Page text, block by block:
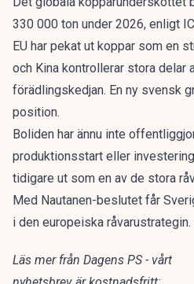
330 000 ton under 2026, enligt
EU har pekat ut koppar som en
och Kina kontrollerar stora delar
förädlingskedjan. En ny svensk
position.
Boliden har ännu inte
produktionsstart eller
tidigare ut som en av de stora
Med Nautanen-beslutet får
i den europeiska råvarustrategin.
Läs mer från Dagens PS - vårt